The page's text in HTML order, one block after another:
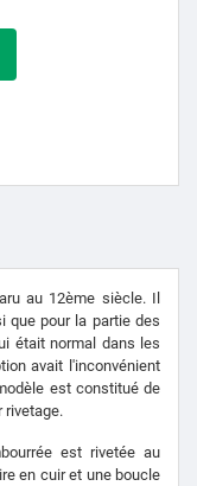
au 12ème siècle. Il
que pour la partie des
était normal dans les
avait l'inconvénient
est constitué de
rivetage.
est rivetée au
en cuir et une boucle